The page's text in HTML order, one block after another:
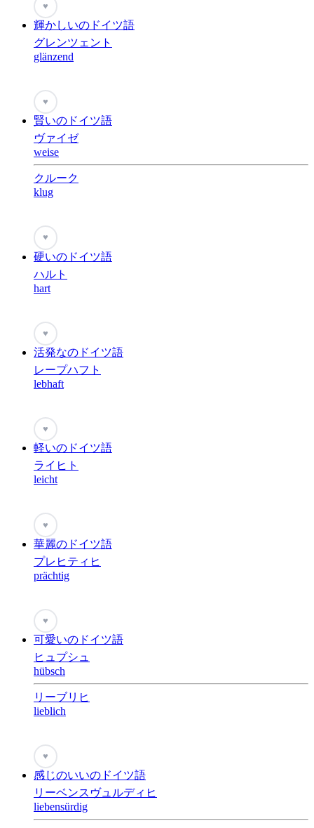
♥
輝かしいのドイツ語
グレンツェント
glänzend
♥
賢いのドイツ語
ヴァイゼ
weise
クルーク
klug
♥
硬いのドイツ語
ハルト
hart
♥
活発なのドイツ語
レープハフト
lebhaft
♥
軽いのドイツ語
ライヒト
leicht
♥
華麗のドイツ語
プレヒティヒ
prächtig
♥
可愛いのドイツ語
ヒュプシュ
hübsch
リーブリヒ
lieblich
♥
感じのいいのドイツ語
リーベンスヴュルディヒ
liebensürdig